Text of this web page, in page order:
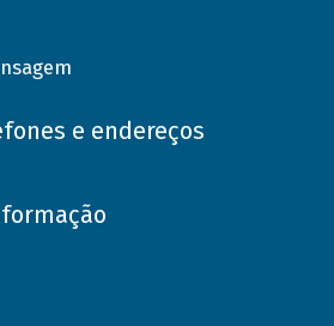
e endereços